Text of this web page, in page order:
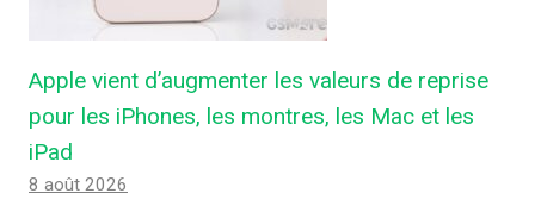
Apple vient d’augmenter les valeurs de reprise
pour les iPhones, les montres, les Mac et les
iPad
8 août 2026